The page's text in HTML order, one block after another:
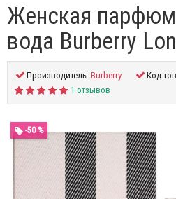
Женская
вода Burberry
Производитель:Burberry Код
1 отзывов
-50 %